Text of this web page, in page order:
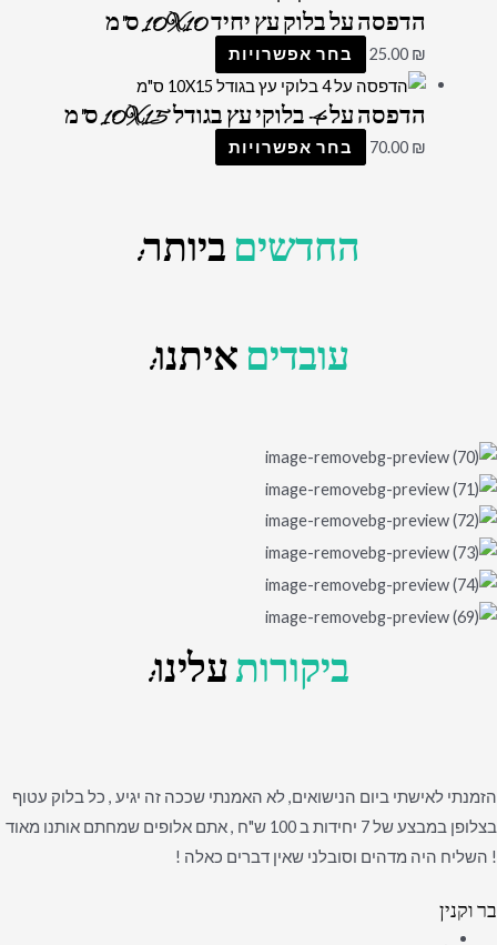
הדפסה על בלוק עץ יחיד 10X10 ס"מ
25.00 ₪ בחר אפשרויות
הדפסה על 4 בלוקי עץ בגודל 10X15 ס"מ
70.00 ₪ בחר אפשרויות
החדשיםביותר:
עובדיםאיתנו:
ביקורותעלינו:
הזמנתי לאישתי ביום הנישואים, לא האמנתי שככה זה יגיע , כל בלוק עטוף
בצלופן במבצע של 7 יחידות ב 100 ש"ח , אתם אלופים שמחתם אותנו מאוד
! השליח היה מדהים וסובלני שאין דברים כאלה !
בר וקנין